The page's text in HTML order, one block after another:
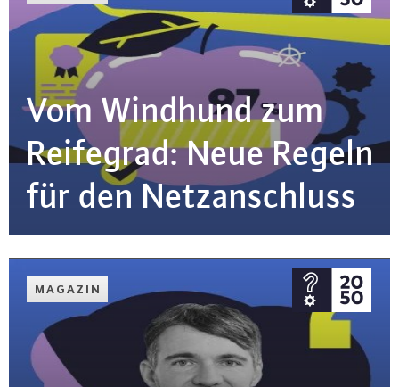
Vom Windhund zum
Reifegrad: Neue Regeln
für den Netz­an­schluss
MAGAZIN